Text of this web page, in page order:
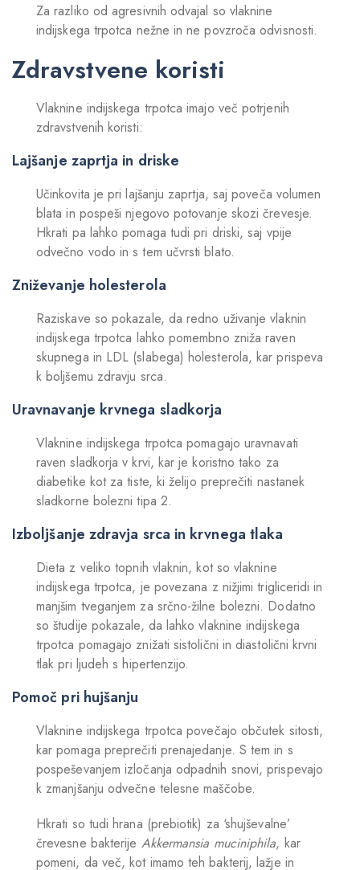
Za razliko od agresivnih odvajal so vlaknine
indijskega trpotca nežne in ne povzroča odvisnosti.
Zdravstvene koristi
Vlaknine indijskega trpotca imajo več potrjenih
zdravstvenih koristi:
Lajšanje zaprtja in driske
Učinkovita je pri lajšanju zaprtja, saj poveča volumen
blata in pospeši njegovo potovanje skozi črevesje.
Hkrati pa lahko pomaga tudi pri driski, saj vpije
odvečno vodo in s tem učvrsti blato.
Zniževanje holesterola
Raziskave so pokazale, da redno uživanje vlaknin
indijskega trpotca lahko pomembno zniža raven
skupnega in LDL (slabega) holesterola, kar prispeva
k boljšemu zdravju srca.
Uravnavanje krvnega sladkorja
Vlaknine indijskega trpotca pomagajo uravnavati
raven sladkorja v krvi, kar je koristno tako za
diabetike kot za tiste, ki želijo preprečiti nastanek
sladkorne bolezni tipa 2.
Izboljšanje zdravja srca in krvnega tlaka
Dieta z veliko topnih vlaknin, kot so vlaknine
indijskega trpotca, je povezana z nižjimi trigliceridi in
manjšim tveganjem za srčno-žilne bolezni. Dodatno
so študije pokazale, da lahko vlaknine indijskega
trpotca pomagajo znižati sistolični in diastolični krvni
tlak pri ljudeh s hipertenzijo.
Pomoč pri hujšanju
Vlaknine indijskega trpotca povečajo občutek sitosti,
kar pomaga preprečiti prenajedanje. S tem in s
pospeševanjem izločanja odpadnih snovi, prispevajo
k zmanjšanju odvečne telesne maščobe.
Hkrati so tudi hrana (prebiotik) za ‘shujševalne’
črevesne bakterije Akkermansia muciniphila, kar
pomeni, da več, kot imamo teh bakterij, lažje in